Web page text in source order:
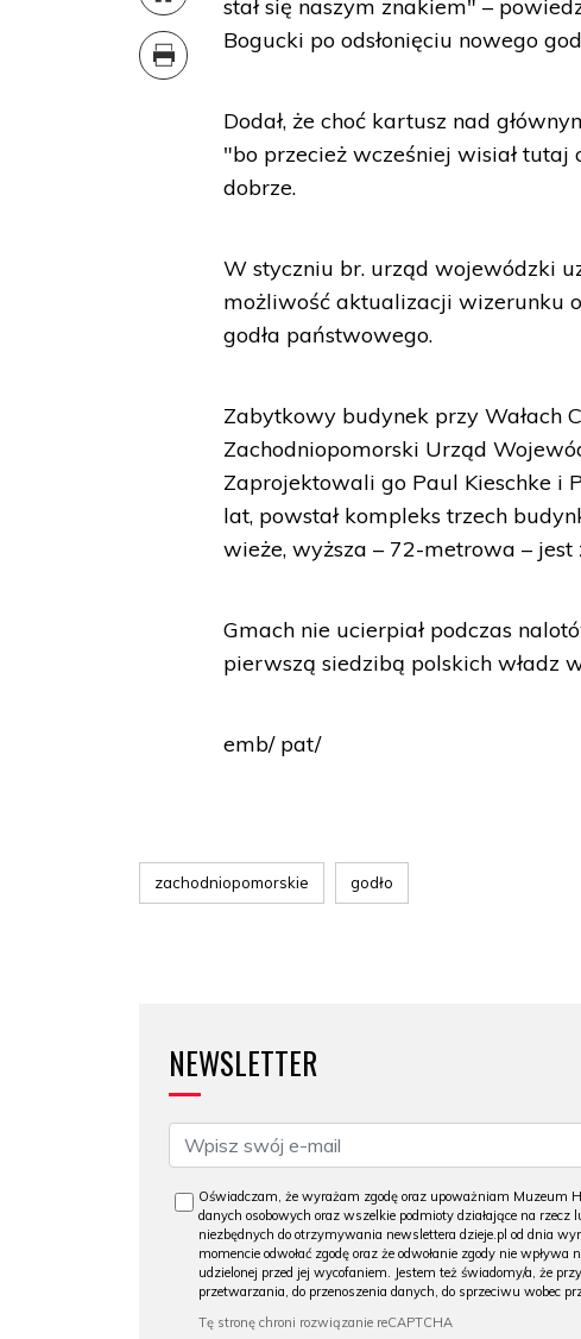
stał się naszym znakiem" –
Bogucki po odsłonięciu nowego
Dodał, że choć kartusz nad
"bo przecież wcześniej wisiał tutaj
dobrze.
W styczniu br. urząd wojewódzki
możliwość aktualizacji wizerunku
godła państwowego.
Zabytkowy budynek przy Wałach
Zachodniopomorski Urząd
Zaprojektowali go Paul Kieschke i
lat, powstał kompleks trzech
wieże, wyższa – 72-metrowa –
Gmach nie ucierpiał podczas
pierwszą siedzibą polskich władz
emb/ pat/
zachodniopomorskie godło
NEWSLETTER
Oświadczam, że wyrażam zgodę oraz upoważniam
danych osobowych oraz wszelkie podmioty działające na
niezbędnych do otrzymywania newslettera dzieje.pl od dnia
momencie odwołać zgodę oraz że odwołanie zgody nie
udzielonej przed jej wycofaniem. Jestem też świadomy/a, że
przetwarzania, do przenoszenia danych, do sprzeciwu wobec